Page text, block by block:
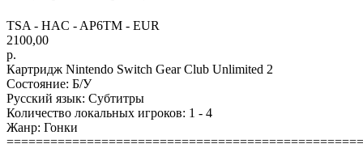
TSA - HAC - AP6TM - EUR
2100,00
р.
Картридж Nintendo Switch Gear Club Unlimited 2
Состояние: Б/У
Русский язык: Субтитры
Количество локальных игроков: 1 - 4
Жанр: Гонки